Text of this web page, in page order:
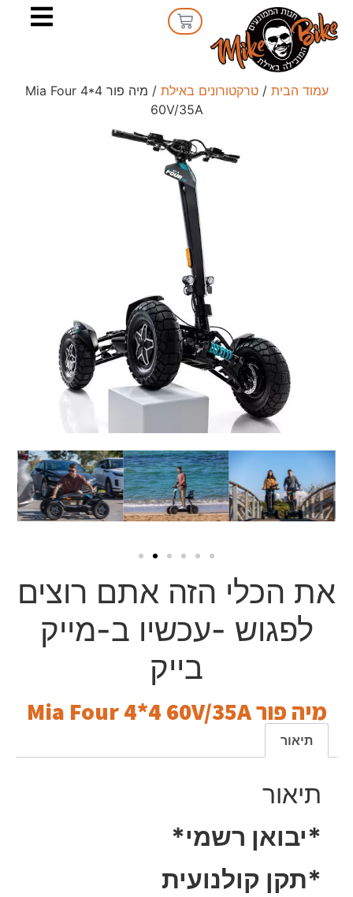
עמוד הבית /טרקטורונים באילת
/ מיה פור Mia Four 4*4
60V/35A
את הכלי הזה אתם רוצים
לפגוש -עכשיו ב-מייק
בייק
מיה פור Mia Four 4*4 60V/35A
תיאור
תיאור
*יבואן רשמי*
*תקן קולנועית